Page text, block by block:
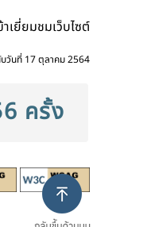
เยี่ยมชมเว็บไซต์
บวันที่ 17 ตุลาคม 2564
ครั้ง